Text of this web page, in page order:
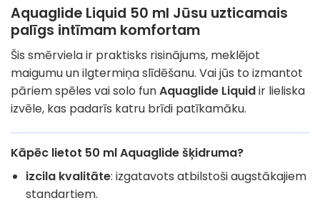
Aquaglide Liquid 50 ml Jūsu uzticamais
palīgs intīmam komfortam
Šis smērviela ir praktisks risinājums, meklējot
maigumu un ilgtermiņa slīdēšanu. Vai jūs to izmantot
pāriem spēles vai solo funAquaglide Liquidir lieliska
izvēle, kas padarīs katru brīdi patīkamāku.
Kāpēc lietot 50 ml Aquaglide šķidruma?
izcila kvalitāte: izgatavots atbilstoši augstākajiem
standartiem.